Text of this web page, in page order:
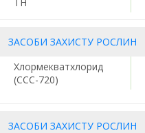
ЗАСОБИ ЗАХИСТУ РОСЛИН
Хлормекватхлорид
(ССС-720)
ЗАСОБИ ЗАХИСТУ РОСЛИН